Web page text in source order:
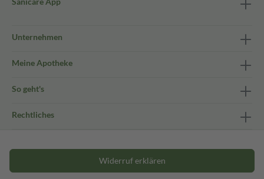
Unternehmen
Meine Apotheke
So geht's
Rechtliches
Widerruf erklären